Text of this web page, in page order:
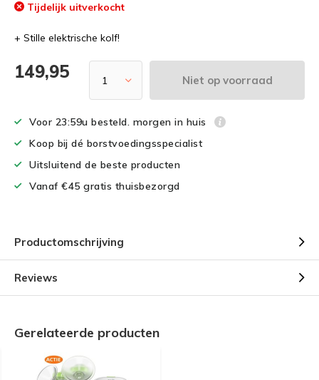
Tijdelijk uitverkocht
+ Stille elektrische kolf!
149,95 Niet op voorraad
Voor 23:59u besteld. morgen in huis
Koop bij dé borstvoedingsspecialist
Uitsluitend de beste producten
Vanaf €45 gratis thuisbezorgd
Productomschrijving
Reviews
Gerelateerde producten